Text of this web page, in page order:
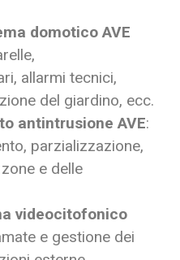
domotico AVE
allarmi tecnici,
del giardino, ecc.
antintrusione AVE:
parzializzazione,
e delle
videocitofonico
e gestione dei